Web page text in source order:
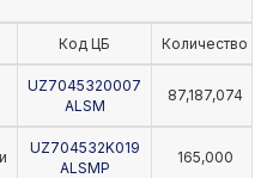
Код ЦБ Количество
UZ7045320007
ALSM
87,187,074
UZ704532K019
ALSMP
165,000